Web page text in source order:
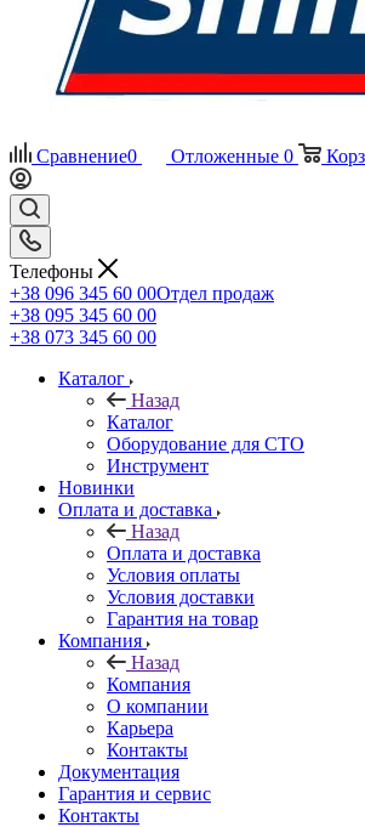
Сравнение0 Отложенные 0
Телефоны
+38 096 345 60 00Отдел продаж
+38 095 345 60 00
+38 073 345 60 00
Каталог
Назад
Каталог
Оборудование для СТО
Инструмент
Новинки
Оплата и доставка
Назад
Оплата и доставка
Условия оплаты
Условия доставки
Гарантия на товар
Компания
Назад
Компания
О компании
Карьера
Контакты
Документация
Гарантия и сервис
Контакты